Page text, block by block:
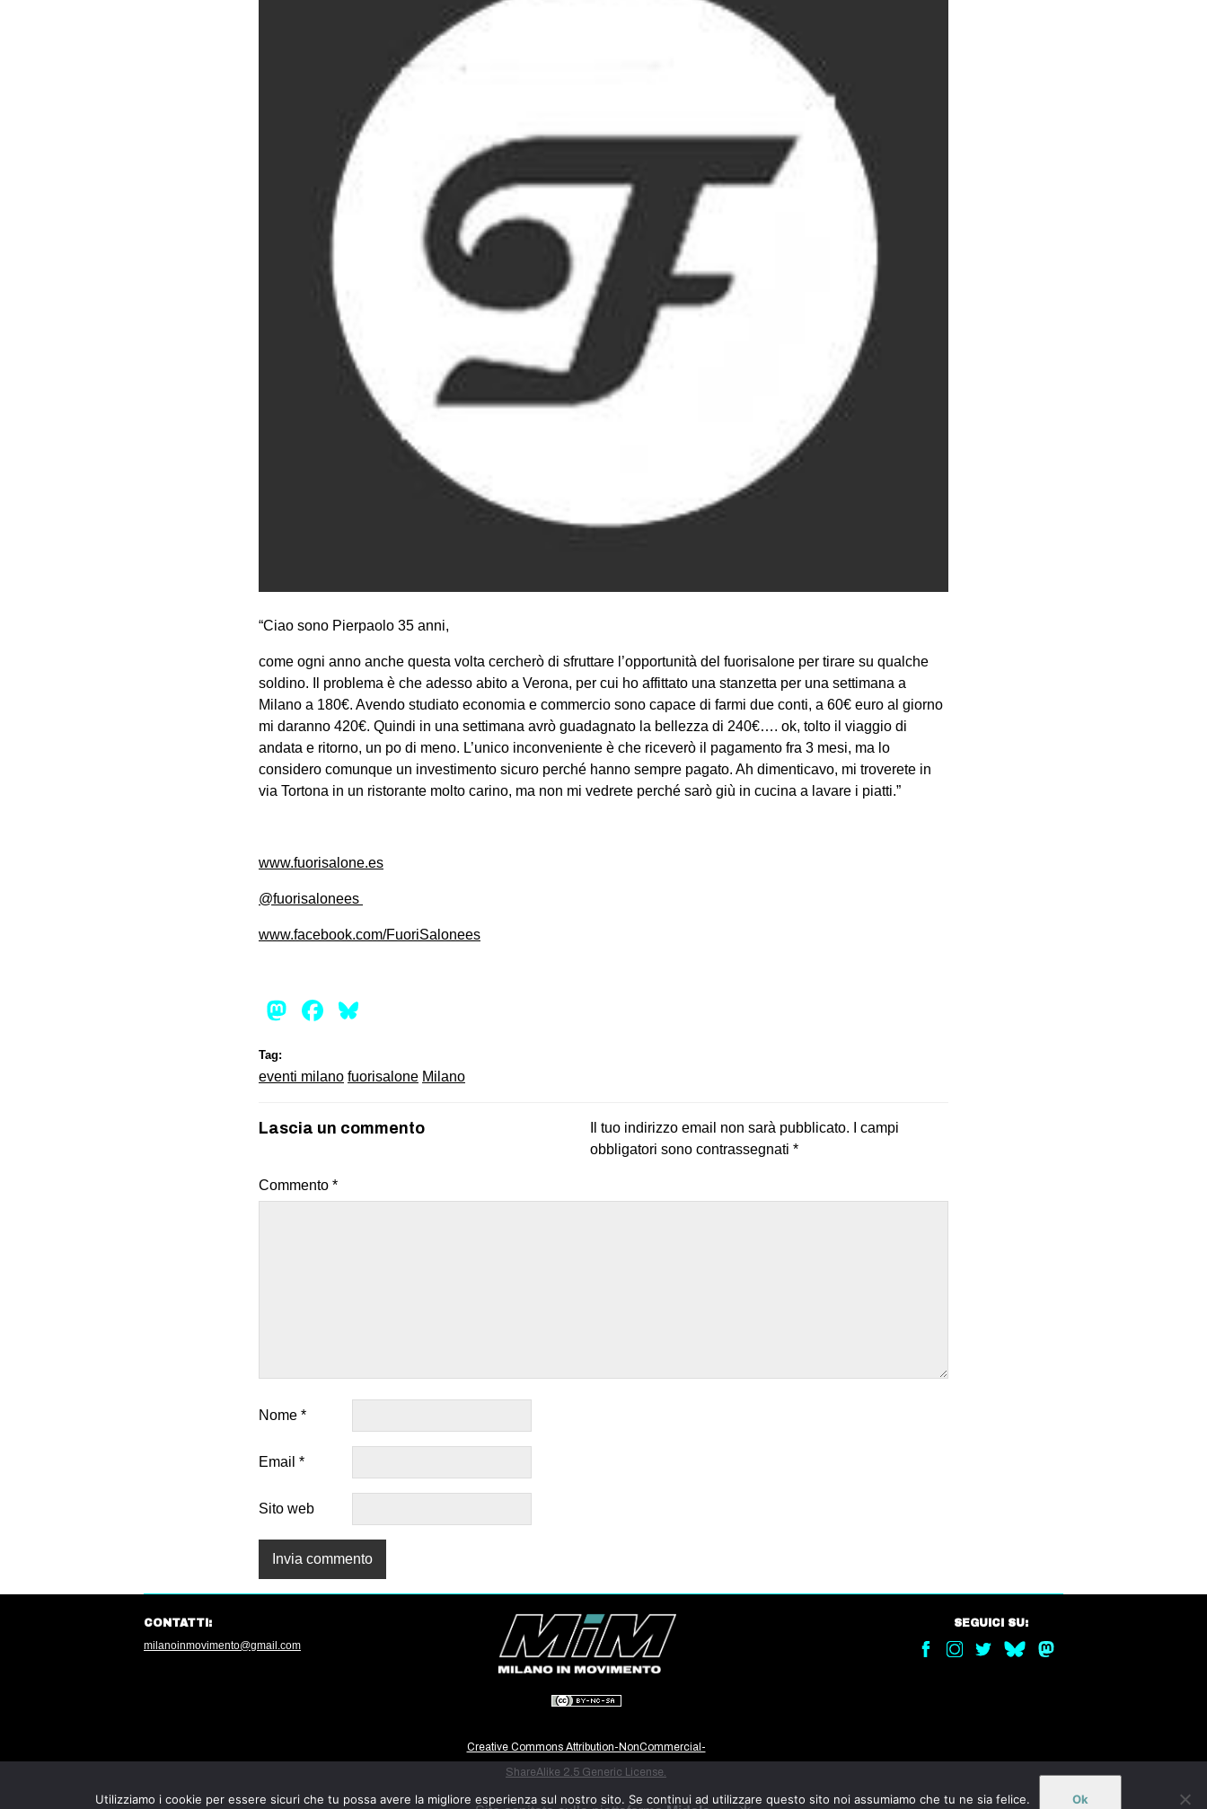
“Ciao sono Pierpaolo 35 anni,
come ogni anno anche questa volta cercherò di sfruttare l’opportunità del fuorisalone per tirare su qualche
soldino. Il problema è che adesso abito a Verona, per cui ho affittato una stanzetta per una settimana a
Milano a 180€. Avendo studiato economia e commercio sono capace di farmi due conti, a 60€ euro al giorno
mi daranno 420€. Quindi in una settimana avrò guadagnato la bellezza di 240€…. ok, tolto il viaggio di
andata e ritorno, un po di meno. L’unico inconveniente è che riceverò il pagamento fra 3 mesi, ma lo
considero comunque un investimento sicuro perché hanno sempre pagato. Ah dimenticavo, mi troverete in
via Tortona in un ristorante molto carino, ma non mi vedrete perché sarò giù in cucina a lavare i piatti.”
www.fuorisalone.es
@fuorisalonees
www.facebook.com/FuoriSalonees
Mastodon
Facebook
Tag:
eventi milano fuorisalone Milano
Lascia un commento Il tuo indirizzo email non sarà pubblicato.
I campi
obbligatori sono contrassegnati *
Commento *
Nome *
Email *
Sito web
Creative Commons Attribution-NonCommercial-
ShareAlike 2.5 Generic License.
CONTATTI:
milanoinmovimento@gmail.com
SEGUICI SU:
Utilizziamo i cookie per essere sicuri che tu possa avere la migliore esperienza sul nostro sito. Se continui ad utilizzare questo sito noi assumiamo che tu ne sia felice. Ok